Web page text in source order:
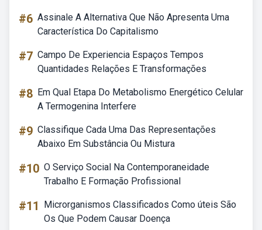
#6 Assinale A Alternativa Que Não Apresenta Uma
Característica Do Capitalismo
#7 Campo De Experiencia Espaços Tempos
Quantidades Relações E Transformações
#8 Em Qual Etapa Do Metabolismo Energético Celular
A Termogenina Interfere
#9 Classifique Cada Uma Das Representações
Abaixo Em Substância Ou Mistura
#10 O Serviço Social Na Contemporaneidade
Trabalho E Formação Profissional
#11
Microrganismos Classificados Como úteis São
Os Que Podem Causar Doença